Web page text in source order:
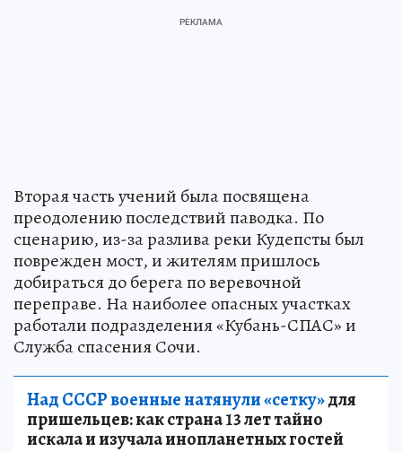
Вторая часть учений была посвящена
преодолению последствий паводка. По
сценарию, из-за разлива реки Кудепсты был
поврежден мост, и жителям пришлось
добираться до берега по веревочной
переправе. На наиболее опасных участках
работали подразделения «Кубань-СПАС» и
Служба спасения Сочи.
Над СССР военные натянули «сетку»для
пришельцев: как страна 13 лет тайно
искала и изучала инопланетных гостей